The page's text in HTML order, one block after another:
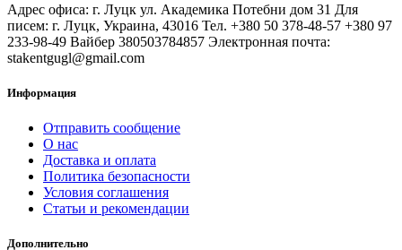
Адрес офиса: г. Луцк ул. Академика Потебни дом 31 Для
писем: г. Луцк, Украина, 43016 Тел. +380 50 378-48-57 +380 97
233-98-49 Вайбер 380503784857 Электронная почта:
stakentgugl@gmail.com
Информация
Отправить сообщение
О нас
Доставка и оплата
Политика безопасности
Условия соглашения
Статьи и рекомендации
Дополнительно